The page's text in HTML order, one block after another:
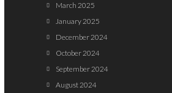
March 2025
January 2025
December 2024
October 2024
September 2024
August 2024